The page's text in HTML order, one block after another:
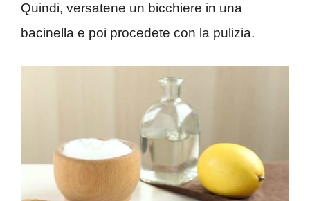
Quindi, versatene un bicchiere in una
bacinella e poi procedete con la pulizia.